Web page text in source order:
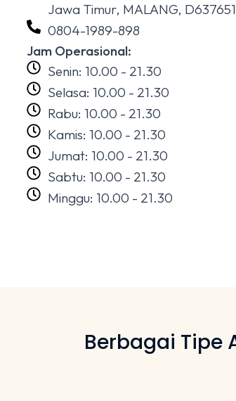
Jawa Timur, MALANG,
0804-1989-898
Jam Operasional:
Senin: 10.00 - 21.30
Selasa: 10.00 - 21.30
Rabu: 10.00 - 21.30
Kamis: 10.00 - 21.30
Jumat: 10.00 - 21.30
Sabtu: 10.00 - 21.30
Minggu: 10.00 - 21.30
Berbagai Tipe